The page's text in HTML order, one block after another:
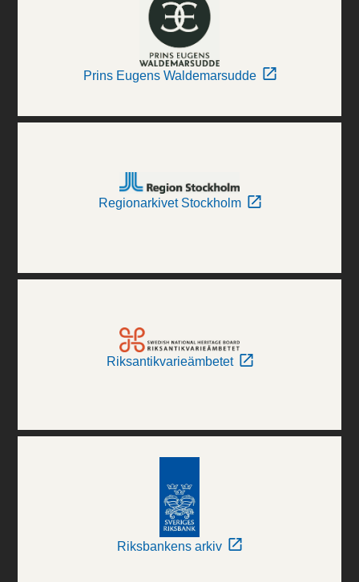
Prins Eugens Waldemarsudde
Regionarkivet Stockholm
Riksantikvarieämbetet
Riksbankens arkiv